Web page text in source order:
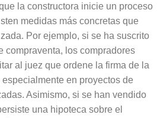
la constructora inicie un proceso
medidas más concretas que
Por ejemplo, si se ha suscrito
compraventa, los compradores
al juez que ordene la firma de la
en proyectos de
Asimismo, si se han vendido
una hipoteca sobre el